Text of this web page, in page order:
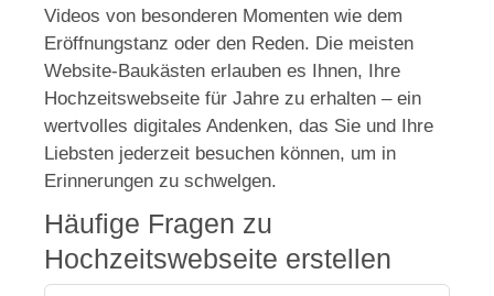
Videos von besonderen Momenten wie dem
Eröffnungstanz oder den Reden. Die meisten
Website-Baukästen erlauben es Ihnen, Ihre
Hochzeitswebseite für Jahre zu erhalten – ein
wertvolles digitales Andenken, das Sie und Ihre
Liebsten jederzeit besuchen können, um in
Erinnerungen zu schwelgen.
Häufige Fragen zu
Hochzeitswebseite erstellen